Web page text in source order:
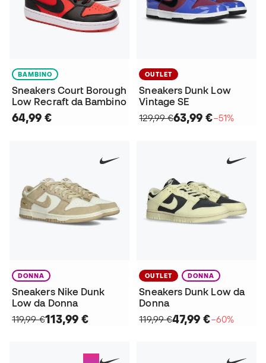
BAMBINO
Sneakers Court Borough
Low Recraft da Bambino
64,99 €
OUTLET
Sneakers Dunk Low
Vintage SE
129,99 €63,99 €−51%
DONNA
Sneakers Nike Dunk
Low da Donna
119,99 €113,99 €
OUTLET DONNA
Sneakers Dunk Low da
Donna
119,99 €47,99 €−60%